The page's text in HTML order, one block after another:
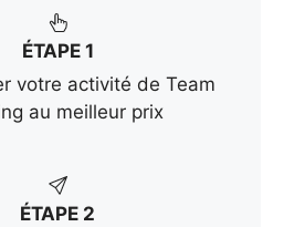
ÉTAPE 1
votre activité de Team
au meilleur prix
ÉTAPE 2